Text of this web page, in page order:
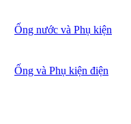
Ống nước và Phụ kiện
Ống và Phụ kiện điện